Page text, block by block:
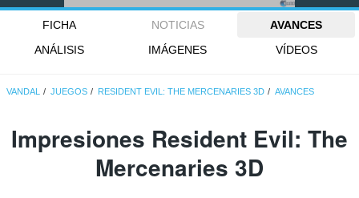
FICHA NOTICIAS
AVANCES
ANÁLISIS
IMÁGENES VÍDEOS
VANDAL JUEGOS RESIDENT EVIL: THE MERCENARIES 3D AVANCES
Impresiones Resident Evil: The
Mercenaries 3D